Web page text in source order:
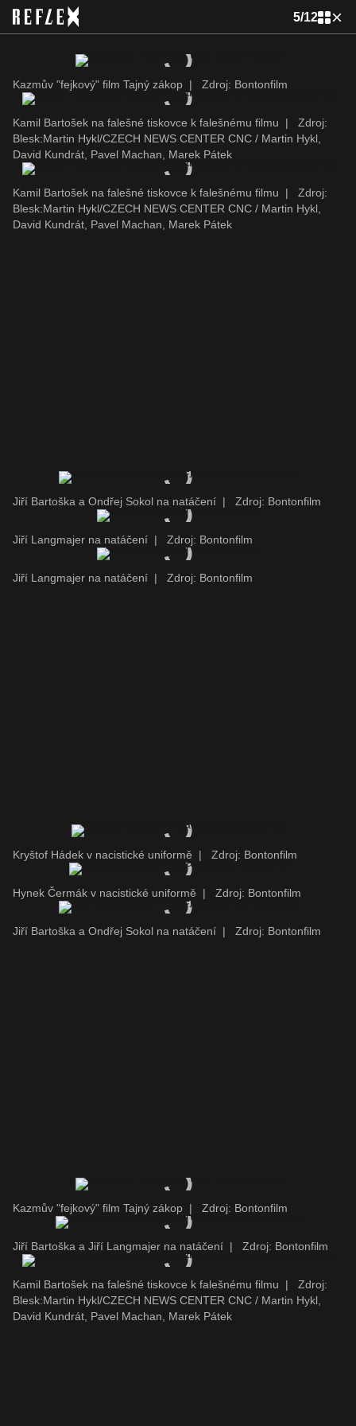
5/12
Kazmův "fejkový" film Tajný zákop | Zdroj: Bontonfilm
Kamil Bartošek na falešné tiskovce k falešnému filmu |
Zdroj:
Blesk:Martin Hykl/CZECH NEWS CENTER CNC / Martin Hykl,
David Kundrát, Pavel Machan, Marek Pátek
Kamil Bartošek na falešné tiskovce k falešnému filmu |
Zdroj:
Blesk:Martin Hykl/CZECH NEWS CENTER CNC / Martin Hykl,
David Kundrát, Pavel Machan, Marek Pátek
Jiří Bartoška a Ondřej Sokol na natáčení | Zdroj: Bontonfilm
Jiří Langmajer na natáčení | Zdroj: Bontonfilm
Jiří Langmajer na natáčení | Zdroj: Bontonfilm
Kryštof Hádek v nacistické uniformě | Zdroj: Bontonfilm
Hynek Čermák v nacistické uniformě | Zdroj: Bontonfilm
Jiří Bartoška a Ondřej Sokol na natáčení | Zdroj: Bontonfilm
Kazmův "fejkový" film Tajný zákop | Zdroj: Bontonfilm
Jiří Bartoška a Jiří Langmajer na natáčení | Zdroj: Bontonfilm
Kamil Bartošek na falešné tiskovce k falešnému filmu |
Zdroj:
Blesk:Martin Hykl/CZECH NEWS CENTER CNC / Martin Hykl,
David Kundrát, Pavel Machan, Marek Pátek